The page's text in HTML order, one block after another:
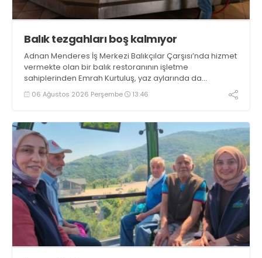
Balık tezgahları boş kalmıyor
Adnan Menderes İş Merkezi Balıkçılar Çarşısı’nda hizmet
vermekte olan bir balık restoranının işletme
sahiplerinden Emrah Kurtuluş, yaz aylarında da
tezgahlarda taze balık bulunduğunu ifade ederek “Yıl
boyunca tezgahlarda taze balık bulmak mümkün
06 Ağustos 2026 Perşembe 13:46